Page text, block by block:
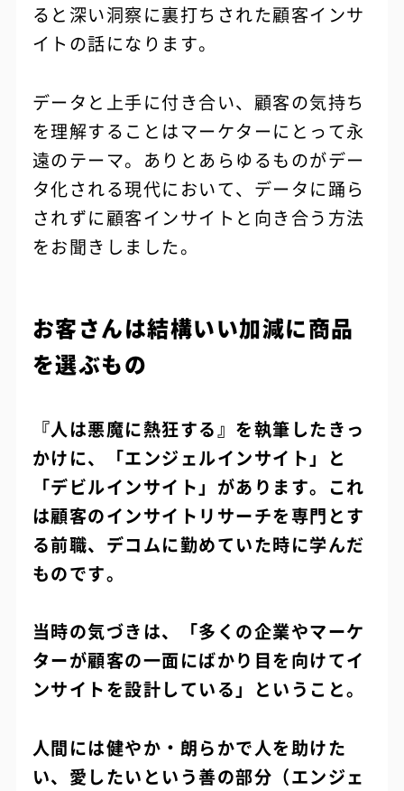
ると深い洞察に裏打ちされた顧客インサ
イトの話になります。
データと上手に付き合い、顧客の気持ち
を理解することはマーケターにとって永
遠のテーマ。ありとあらゆるものがデー
タ化される現代において、データに踊ら
されずに顧客インサイトと向き合う方法
をお聞きしました。
お客さんは結構いい加減に商品
を選ぶもの
『人は悪魔に熱狂する』を執筆したきっ
かけに、「エンジェルインサイト」と
「デビルインサイト」があります。これ
は顧客のインサイトリサーチを専門とす
る前職、デコムに勤めていた時に学んだ
ものです。
当時の気づきは、「多くの企業やマーケ
ターが顧客の一面にばかり目を向けてイ
ンサイトを設計している」ということ。
人間には健やか・朗らかで人を助けた
い、愛したいという善の部分（エンジェ